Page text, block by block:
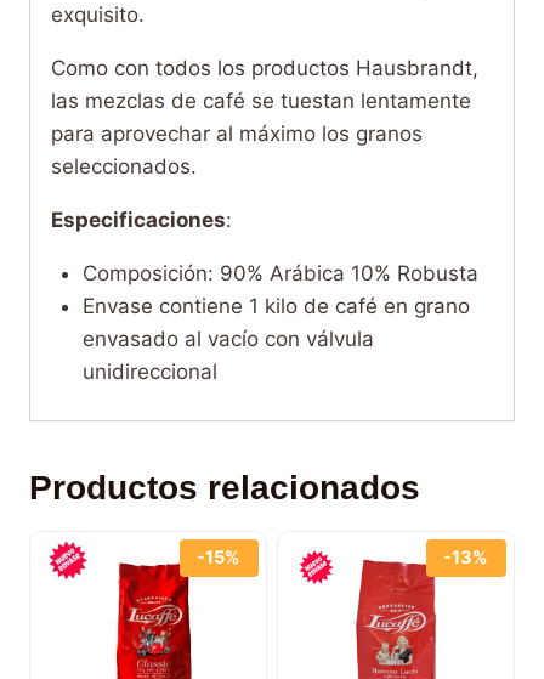
exquisito.
Como con todos los productos Hausbrandt,
las mezclas de café se tuestan lentamente
para aprovechar al máximo los granos
seleccionados.
Especificaciones:
Composición: 90% Arábica 10% Robusta
Envase contiene 1 kilo de café en grano
envasado al vacío con válvula
unidireccional
Productos relacionados
-15% -13%